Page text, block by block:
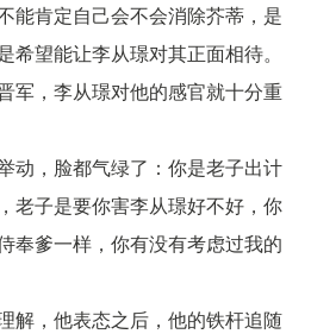
能肯定自己会不会消除芥蒂，是
希望能让李从璟对其正面相待。
军，李从璟对他的感官就十分重
动，脸都气绿了：你是老子出计
老子是要你害李从璟好不好，你
奉爹一样，你有没有考虑过我的
解，他表态之后，他的铁杆追随